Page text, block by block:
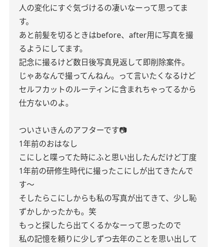
人の変化にすぐ気づけるの凄いなーって思ってま
す。
あと前髪を切るときはbefore、after用に写真を撮
るようにしてます。
記念に撮るけど数日後写真見返して即削除案件。
じゃあなんで撮ってんねん。って言いたくなるけど
セルフカットのルーティンに含まれちゃってるから
仕方ないのよ。
ついさいきんのアフターです📷
1年前のおはなし
こにしと喋ってた時にふと思い出したんだけど丁度
1年前の研修生時代に撮ったこにしが出てきたんで
す〜
そしたらこにしからも私の写真が出てきて、少し恥
ずかしかったかも。笑
もっと探したら出てくるかなーって思ったので
私の記憶を頼りに少しずつ去年のことを思い出して